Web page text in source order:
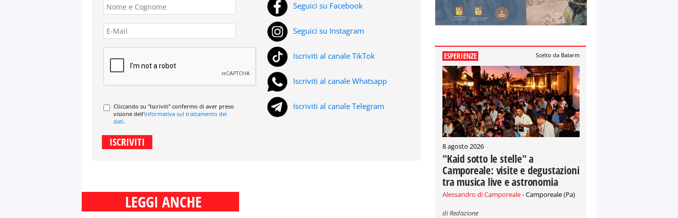
Cliccando su "Iscriviti" confermo di aver preso
visione dell'informativa sul trattamento dei
dati.
Seguici su Facebook
Seguici su Instagram
Iscriviti al canale TikTok
Iscriviti al canale Whatsapp
Iscriviti al canale Telegram
LEGGI ANCHE
ESPERIENZE Scelto da Balarm
8 agosto 2026
"Kaid sotto le stelle" a
Camporeale: visite e degustazioni
tra musica live e astronomia
Alessandro di Camporeale- Camporeale (Pa)
diRedazione